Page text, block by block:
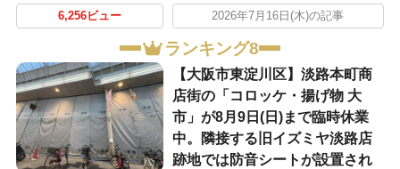
6,256ビュー 2026年7月16日(木)の記事
ランキング8
【大阪市東淀川区】淡路本町商
店街の「コロッケ・揚げ物 大
市」が8月9日(日)まで臨時休業
中。隣接する旧イズミヤ淡路店
跡地では防音シートが設置され